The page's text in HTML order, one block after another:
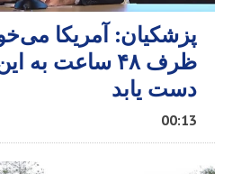
پزشکیان: آمریکا
ظرف ۴۸ ساعت
دست یابد
00:13